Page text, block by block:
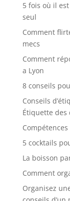
5 fois où il
seul
Comment
mecs
Comment
a Lyon
8 conseils
Conseils
Étiquette des
5 cocktails
La boisson
Comment
Organisez